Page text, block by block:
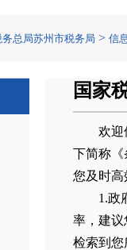
务总局苏州市税务局 > 信
国家
欢迎
下简称
您及时高
1.政
率，建
检索到您